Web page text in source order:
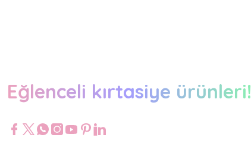
Eğlenceli kırtasiye ürünleri!